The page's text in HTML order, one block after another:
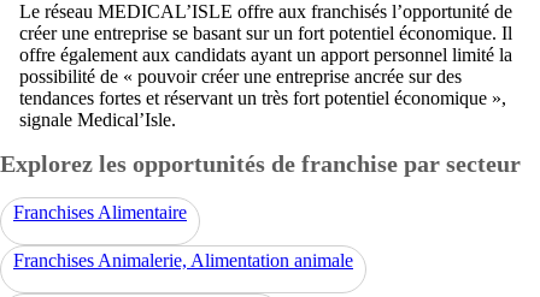
Le réseau MEDICAL’ISLE offre aux franchisés l’opportunité de
créer une entreprise se basant sur un fort potentiel économique. Il
offre également aux candidats ayant un apport personnel limité la
possibilité de « pouvoir créer une entreprise ancrée sur des
tendances fortes et réservant un très fort potentiel économique »,
signale Medical’Isle.
Explorez les opportunités de franchise par secteur
Franchises Alimentaire
Franchises Animalerie, Alimentation animale